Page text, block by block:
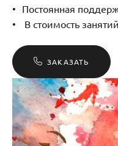
Постоянная
В стоимость
ЗАКАЗАТЬ